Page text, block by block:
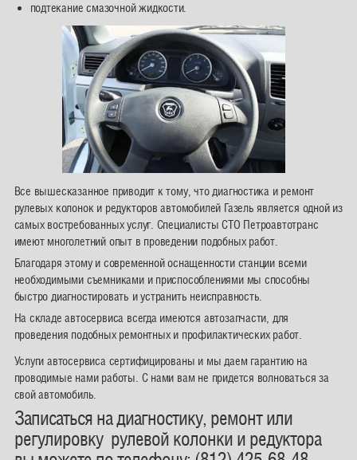
подтекание смазочной жидкости.
Все вышесказанное приводит к тому, что диагностика и ремонт
рулевых колонок и редукторов автомобилей Газель является одной из
самых востребованных услуг. Специалисты СТО Петроавтотранс
имеют многолетний опыт в проведении подобных работ.
Благодаря этому и современной оснащенности станции всеми
необходимыми съемниками и приспособлениями мы способны
быстро диагностировать и устранить неисправность.
На складе автосервиса всегда имеются автозапчасти, для
проведения подобных ремонтных и профилактических работ.
Услуги автосервиса сертифицированы и мы даем гарантию на
проводимые нами работы. С нами вам не придется волноваться за
свой автомобиль.
Записаться на диагностику, ремонт или
регулировку рулевой колонки и редуктора